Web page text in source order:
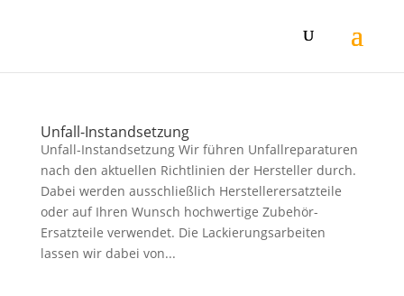
Unfall-Instandsetzung
Unfall-Instandsetzung Wir führen Unfallreparaturen
nach den aktuellen Richtlinien der Hersteller durch.
Dabei werden ausschließlich Herstellerersatzteile
oder auf Ihren Wunsch hochwertige Zubehör-
Ersatzteile verwendet. Die Lackierungsarbeiten
lassen wir dabei von...